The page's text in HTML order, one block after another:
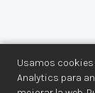
Usamos cookies
Analytics para